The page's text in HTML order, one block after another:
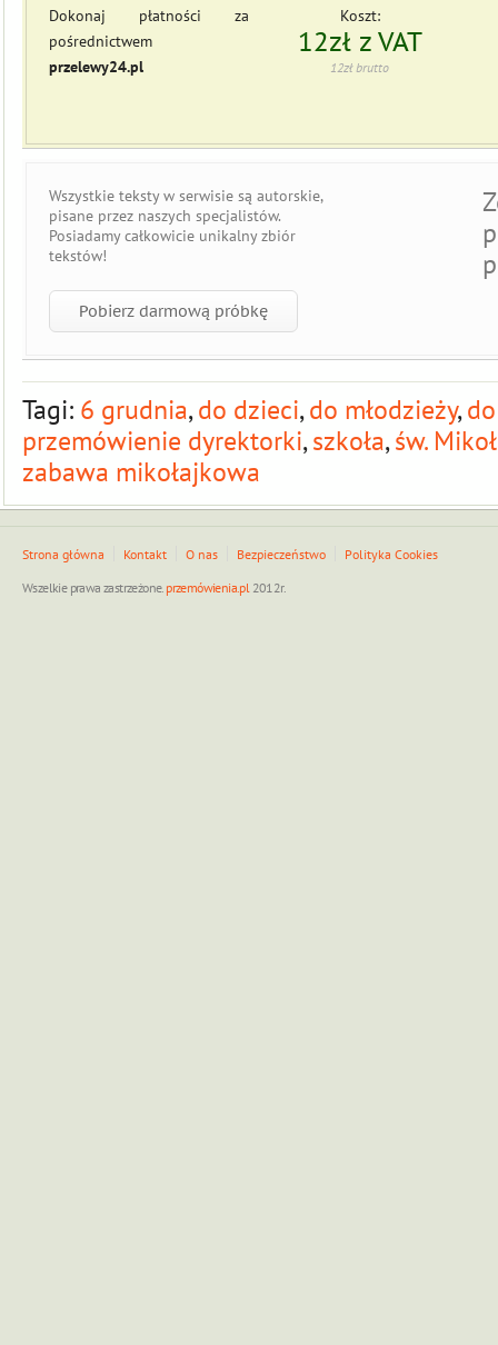
Dokonaj płatności za
pośrednictwem
przelewy24.pl
Koszt:
12zł z VAT
12zł brutto
Wszystkie teksty w serwisie są autorskie,
pisane przez naszych specjalistów.
Posiadamy całkowicie unikalny zbiór
tekstów!
Pobierz darmową próbkę
Tagi: 6 grudnia,do dzieci,do młodzieży,
przemówienie dyrektorki,szkoła,św.
zabawa mikołajkowa
Strona główna Kontakt O nas Bezpieczeństwo
Polityka Cookies
Wszelkie prawa zastrzeżone. przemówienia.pl 2012r.